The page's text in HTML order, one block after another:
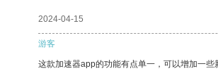
2024-04-15
游客
这款加速器app的功能有点单一，可以增加一些